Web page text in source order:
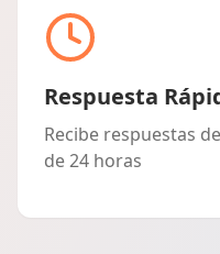
Respuesta
Recibe respuestas
de 24 horas